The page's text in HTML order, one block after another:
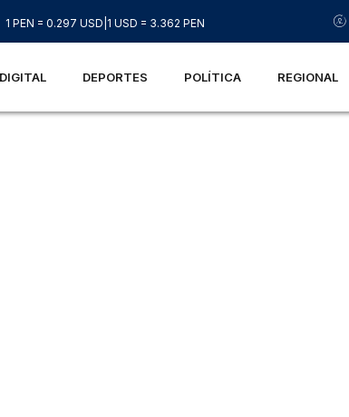
1 PEN = 0.297 USD 1 USD = 3.362 PEN
DEPORTES POLÍTICA REGIONAL